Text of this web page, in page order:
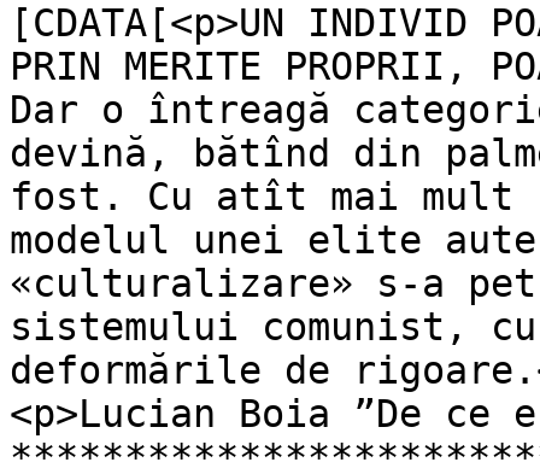
[CDATA[<p>UN INDIVID
PRIN MERITE PROPRII,
Dar o întreagă
devină, bătînd din
fost. Cu atît mai
modelul unei elite
«culturalizare» s-a
sistemului comunist,
deformările de
<p>Lucian Boia ”De